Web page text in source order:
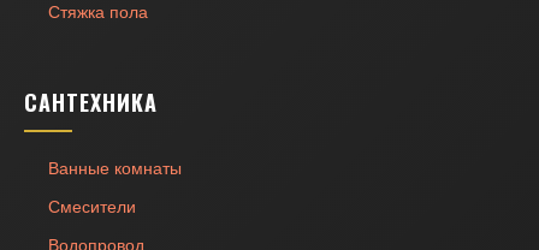
Стяжка пола
САНТЕХНИКА
Ванные комнаты
Смесители
Водопровод